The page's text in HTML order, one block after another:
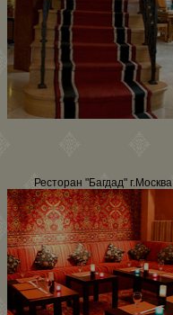
Ресторан "Багдад" г.Москва